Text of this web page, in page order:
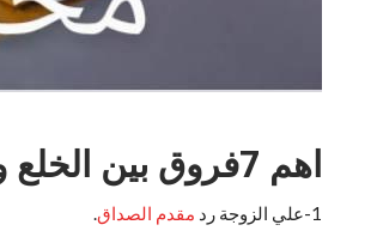
اهم 7فروق بين الخلع والطلاق للضرر .
1-علي الزوجة رد مقدم الصداق.